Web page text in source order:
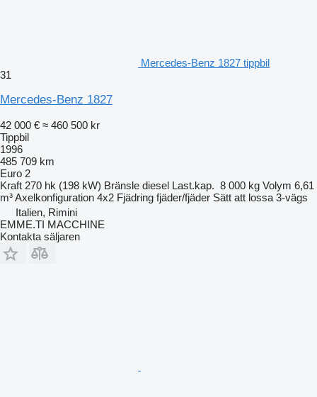
Mercedes-Benz 1827 tippbil
31
Mercedes-Benz 1827
42 000 € ≈ 460 500 kr
Tippbil
1996
485 709 km
Euro 2
Kraft 270 hk (198 kW) Bränsle diesel Last.kap. 8 000 kg Volym 6,61
m³Axelkonfiguration 4x2 Fjädring fjäder/fjäder Sätt att lossa 3-vägs
Italien, Rimini
EMME.TI MACCHINE
Kontakta säljaren